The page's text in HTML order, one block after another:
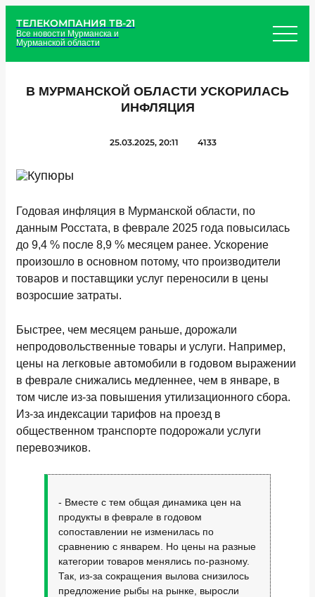
ТЕЛЕКОМПАНИЯ ТВ-21
Все новости Мурманска и
Мурманской области
В МУРМАНСКОЙ ОБЛАСТИ УСКОРИЛАСЬ
ИНФЛЯЦИЯ
25.03.2025, 20:11 4133
Годовая инфляция в Мурманской области, по
данным Росстата, в феврале 2025 года повысилась
до 9,4 % после 8,9 % месяцем ранее. Ускорение
произошло в основном потому, что производители
товаров и поставщики услуг переносили в цены
возросшие затраты.
Быстрее, чем месяцем раньше, дорожали
непродовольственные товары и услуги. Например,
цены на легковые автомобили в годовом выражении
в феврале снижались медленнее, чем в январе, в
том числе из-за повышения утилизационного сбора.
Из-за индексации тарифов на проезд в
общественном транспорте подорожали услуги
перевозчиков.
- Вместе с тем общая динамика цен на
продукты в феврале в годовом
сопоставлении не изменилась по
сравнению с январем. Но цены на разные
категории товаров менялись по-разному.
Так, из-за сокращения вылова снизилось
предложение рыбы на рынке, выросли